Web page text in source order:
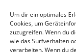
Um dir ein optimales
Cookies, um
zuzugreifen. Wenn du
wie das Surfverhalten
verarbeiten. Wenn du
Meta
Anmelden